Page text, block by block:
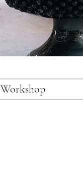
Workshop